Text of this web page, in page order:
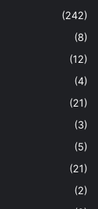
(242)
(8)
(12)
(4)
(21)
(3)
(5)
(21)
(2)